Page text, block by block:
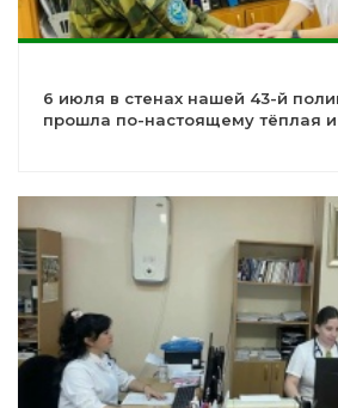
6 июля в стенах нашей 43-й
прошла по-настоящему тёплая